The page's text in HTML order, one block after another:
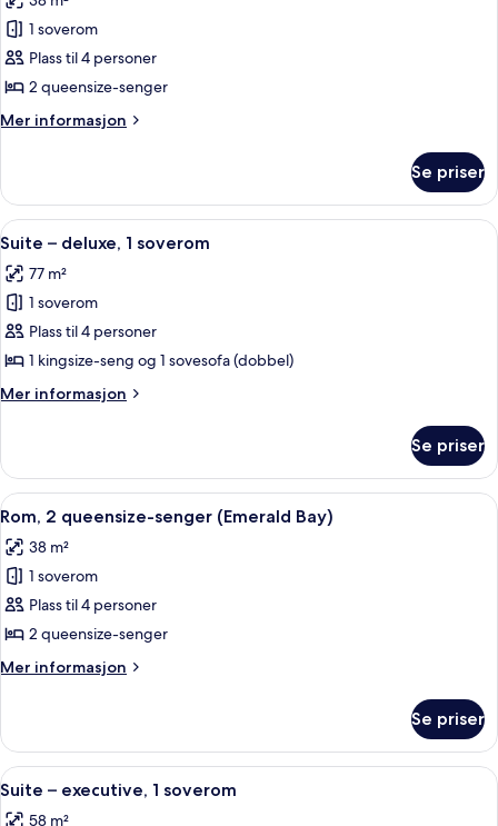
bildene
av
Rom,
2
queensize-
senger,
(View)
1 soverom
Plass til 4 personer
2 queensize-senger
Mer informasjon
Mer
2
queensize-
senger,
(View)
Se priser
Åpne
alle
bildene
av
Suite
–
deluxe,
1
Suite – deluxe, 1 soverom |
3
Suite – deluxe, 1 soverom
77 m²
1 soverom
Plass til 4 personer
1 kingsize-seng og 1 sovesofa (dobbel)
Mer informasjon
Mer
–
deluxe,
1
Se priser
Åpne
alle
bildene
av
Rom,
2
queensize-
senger
Bay)
Allergitestet sengetøy, safe på
5
Rom, 2 queensize-senger (Emerald Bay)
38 m²
1 soverom
Plass til 4 personer
2 queensize-senger
Mer informasjon
Mer
2
queensize-
senger
Se priser
Åpne
alle
Suite – executive, 1 soverom |
5
Suite – executive, 1 soverom
58 m²